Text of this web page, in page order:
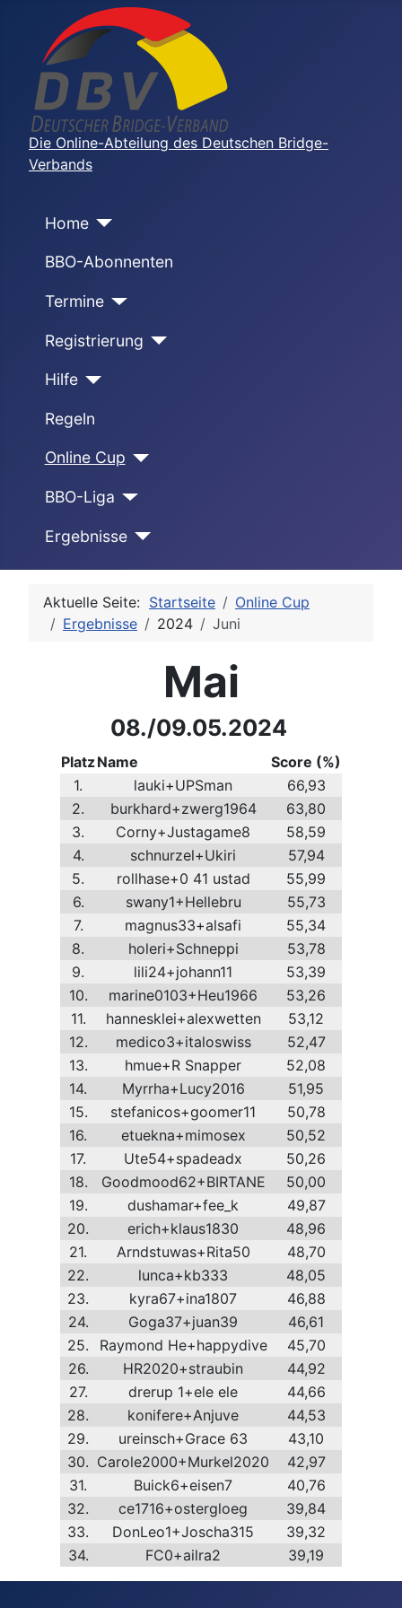
Die Online-Abteilung des Deutschen Bridge-
Verbands
Home
BBO-Abonnenten
Termine
Registrierung
Hilfe
Regeln
Online Cup
BBO-Liga
Ergebnisse
Aktuelle Seite: Startseite
Online Cup
Ergebnisse
2024 Juni
Mai
08./09.05.2024
PlatzName
Score (%)
1.
lauki+UPSman
66,93
2.
burkhard+zwerg1964
63,80
3.
Corny+Justagame8
58,59
4.
schnurzel+Ukiri
57,94
5.
rollhase+0 41 ustad
55,99
6.
swany1+Hellebru
55,73
7.
magnus33+alsafi
55,34
8.
holeri+Schneppi
53,78
9.
lili24+johann11
53,39
10.
marine0103+Heu1966
53,26
11.
hannesklei+alexwetten
53,12
12.
medico3+italoswiss
52,47
13.
hmue+R Snapper
52,08
14.
Myrrha+Lucy2016
51,95
15.
stefanicos+goomer11
50,78
16.
etuekna+mimosex
50,52
17.
Ute54+spadeadx
50,26
18.
Goodmood62+BIRTANE
50,00
19.
dushamar+fee_k
49,87
20.
erich+klaus1830
48,96
21.
Arndstuwas+Rita50
48,70
22.
lunca+kb333
48,05
23.
kyra67+ina1807
46,88
24.
Goga37+juan39
46,61
25.
Raymond He+happydive
45,70
26.
HR2020+straubin
44,92
27.
drerup 1+ele ele
44,66
28.
konifere+Anjuve
44,53
29.
ureinsch+Grace 63
43,10
30. Carole2000+Murkel2020
42,97
31.
Buick6+eisen7
40,76
32.
ce1716+ostergloeg
39,84
33.
DonLeo1+Joscha315
39,32
34.
FC0+ailra2 39,19